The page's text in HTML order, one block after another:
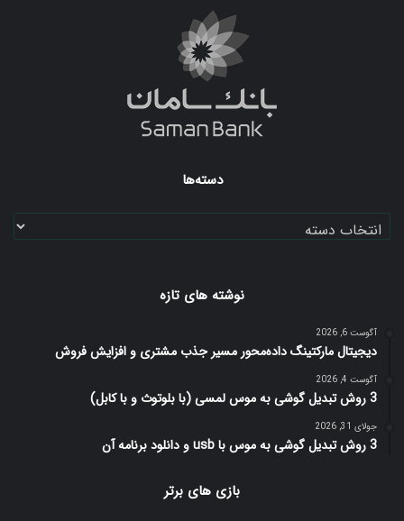
دسته‌ها
دسته‌ها
نوشته های تازه
آگوست 6, 2026
دیجیتال مارکتینگ داده‌محور مسیر جذب مشتری و افزایش فروش
آگوست 4, 2026
3 روش تبدیل گوشی به موس لمسی (با بلوتوث و با کابل)
جولای 31, 2026
3 روش تبدیل گوشی به موس با usb و دانلود برنامه آن
بازی های برتر